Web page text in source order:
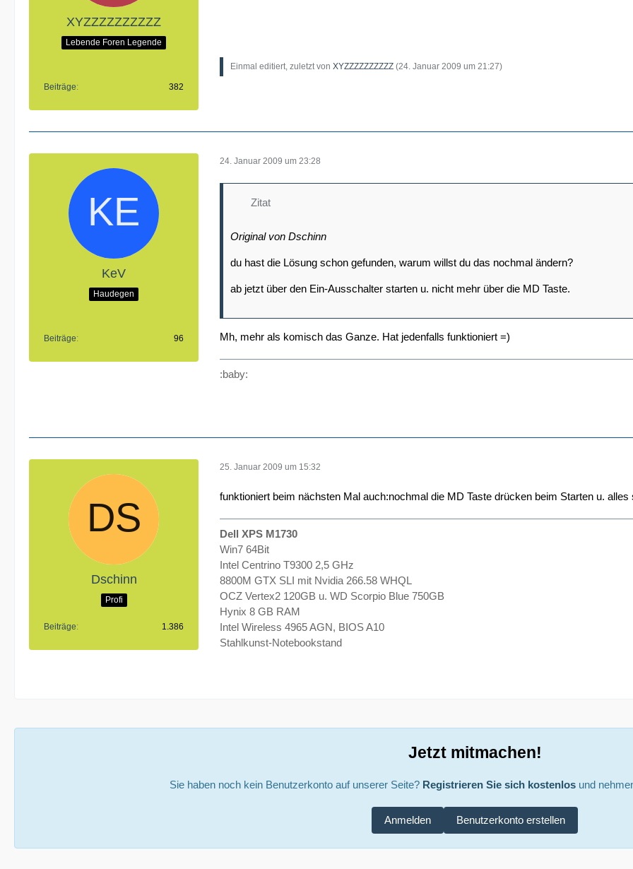
XYZZZZZZZZZZ
Lebende Foren Legende
Beiträge 382
Einmal editiert, zuletzt von XYZZZZZZZZZZ (24. Januar 2009 um 21:27)
KeV
Haudegen
Beiträge 96
24. Januar 2009 um 23:28
Zitat
Original von Dschinn
du hast die Lösung schon gefunden, warum willst du das nochmal ändern?
ab jetzt über den Ein-Ausschalter starten u. nicht mehr über die MD Taste.
Mh, mehr als komisch das Ganze. Hat jedenfalls funktioniert =)
:baby:
Dschinn
Profi
Beiträge 1.386
25. Januar 2009 um 15:32
funktioniert beim nächsten Mal auch:nochmal die MD Taste drücken beim Starten u.
Dell XPS M1730
Win7 64Bit
Intel Centrino T9300 2,5 GHz
8800M GTX SLI mit Nvidia 266.58 WHQL
OCZ Vertex2 120GB u. WD Scorpio Blue 750GB
Hynix 8 GB RAM
Intel Wireless 4965 AGN, BIOS A10
Stahlkunst-Notebookstand
Jetzt mitmachen!
Sie haben noch kein Benutzerkonto auf unserer Seite? Registrieren Sie sich kostenlosund
Benutzerkonto erstellen
Anmelden